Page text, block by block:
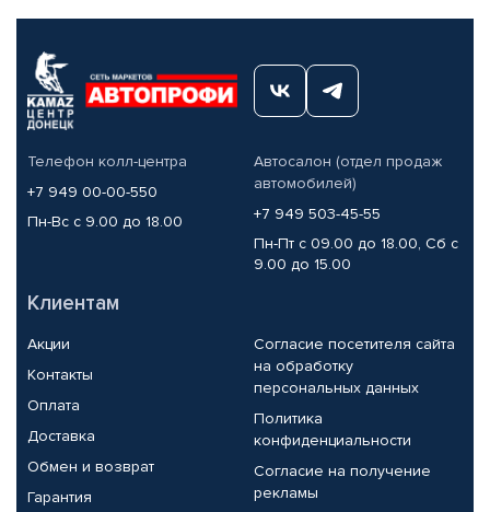
Телефон колл-центра
+7 949 00-00-550
Пн-Вс с 9.00 до 18.00
Автосалон (отдел продаж
автомобилей)
+7 949 503-45-55
Пн-Пт с 09.00 до 18.00, Сб с
9.00 до 15.00
Клиентам
Акции
Контакты
Оплата
Доставка
Обмен и возврат
Гарантия
Согласие посетителя сайта
на обработку
персональных данных
Политика
конфиденциальности
Согласие на получение
рекламы